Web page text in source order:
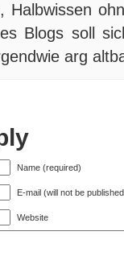
Halbwissen
Blogs soll
arg
Name (required)
E-mail (will not be
Website